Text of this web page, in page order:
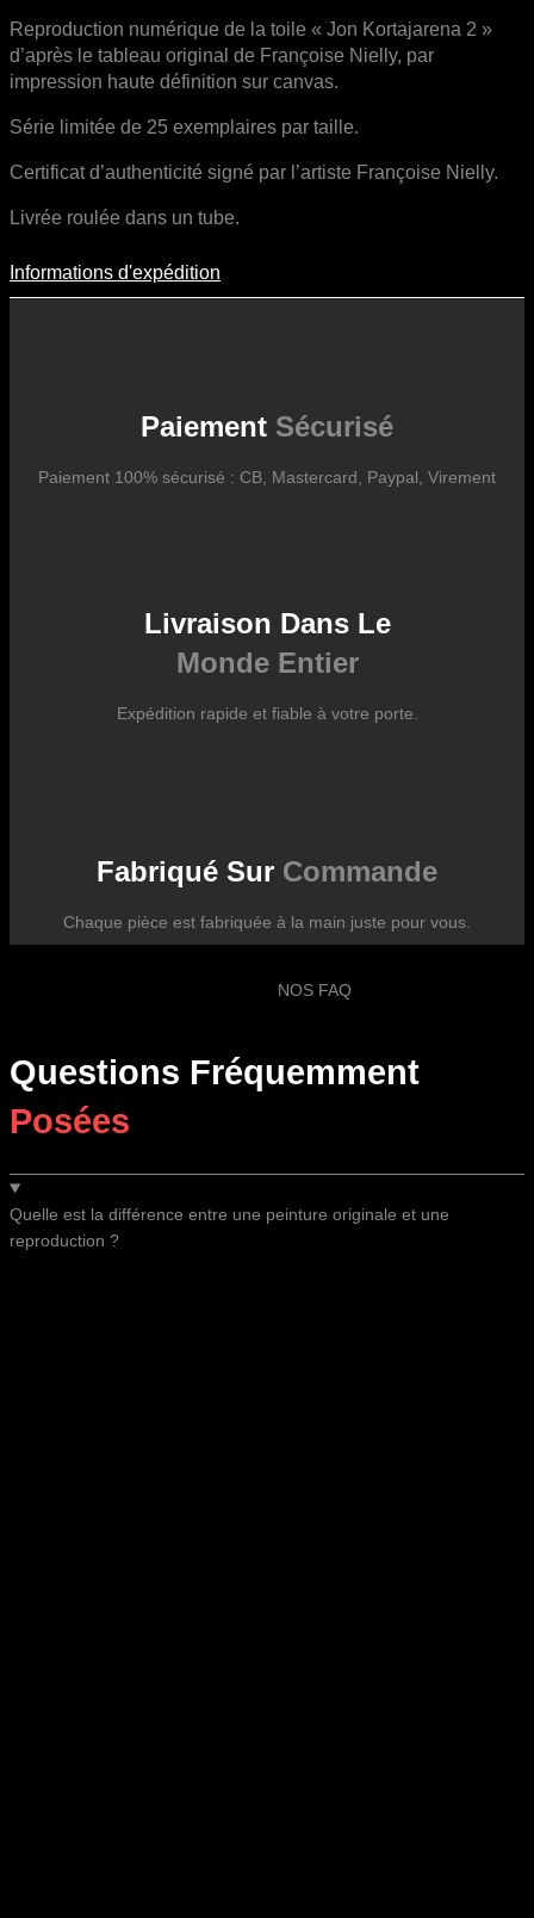
Reproduction numérique de la toile « Jon Kortajarena 2 »
d’après le tableau original de Françoise Nielly, par
impression haute définition sur canvas.
Série limitée de 25 exemplaires par taille.
Certificat d’authenticité signé par l’artiste Françoise Nielly.
Livrée roulée dans un tube.
Informations D'expédition
des fluctuations tarifaires des transporteurs internationaux.
Informations d'expédition
Paiement Sécurisé
Paiement 100% sécurisé : CB, Mastercard, Paypal, Virement
Livraison Dans Le
Monde Entier
Expédition rapide et fiable à votre porte.
Fabriqué Sur Commande
Chaque pièce est fabriquée à la main juste pour vous.
NOS FAQ
Questions Fréquemment
Posées
Quelle est la différence entre une peinture originale et une
reproduction ?